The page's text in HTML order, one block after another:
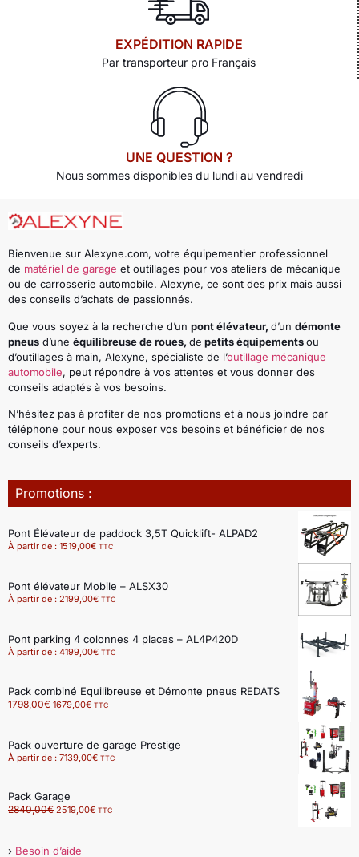
EXPÉDITION RAPIDE
Par transporteur pro Français
UNE QUESTION ?
Nous sommes disponibles du lundi au vendredi
Bienvenue sur Alexyne.com, votre équipementier professionnel
de matériel de garage et outillages pour vos ateliers de mécanique
ou de carrosserie automobile. Alexyne, ce sont des prix mais aussi
des conseils d’achats de passionnés.
Que vous soyez à la recherche d’un pont élévateur, d’un démonte
pneus d’une équilibreuse de roues, de petits équipementsou
d’outillages à main, Alexyne, spécialiste de l’outillage mécanique
automobile, peut répondre à vos attentes et vous donner des
conseils adaptés à vos besoins.
N’hésitez pas à profiter de nos promotions et à nous joindre par
téléphone pour nous exposer vos besoins et bénéficier de nos
conseils d’experts.
Promotions :
Pont Élévateur de paddock 3,5T Quicklift- ALPAD2
À partir de : 1519,00€ TTC
Pont élévateur Mobile – ALSX30
À partir de : 2199,00€ TTC
Pont parking 4 colonnes 4 places – AL4P420D
À partir de : 4199,00€ TTC
Pack combiné Equilibreuse et Démonte pneus REDATS
1798,00€ 1679,00€ TTC
Pack ouverture de garage Prestige
À partir de : 7139,00€ TTC
Pack Garage
2840,00€ 2519,00€ TTC
› Besoin d’aide